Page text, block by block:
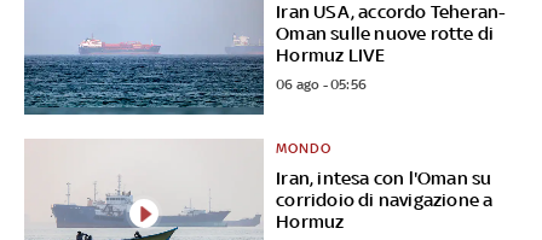
Iran USA, accordo Teheran-
Oman sulle nuove rotte di
Hormuz LIVE
06 ago - 05:56
Iran, intesa con l'Oman su
corridoio di navigazione a
Hormuz
MONDO